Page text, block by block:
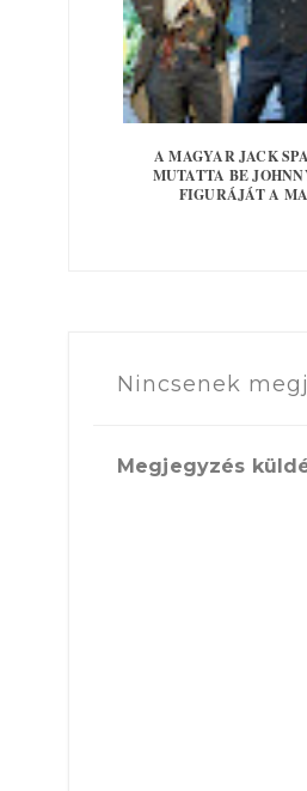
A MAGYAR JACK
MUTATTA BE
FIGURÁJÁT A
Nincsenek
Megjegyzés